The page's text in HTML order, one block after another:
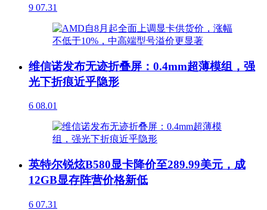
9 07.31
维信诺发布无迹折叠屏：0.4mm超薄模组，强
光下折痕近乎隐形
6 08.01
英特尔锐炫B580显卡降价至289.99美元，成
12GB显存阵营价格新低
6 07.31